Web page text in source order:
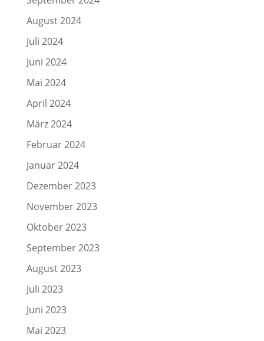
August 2024
Juli 2024
Juni 2024
Mai 2024
April 2024
März 2024
Februar 2024
Januar 2024
Dezember 2023
November 2023
Oktober 2023
September 2023
August 2023
Juli 2023
Juni 2023
Mai 2023